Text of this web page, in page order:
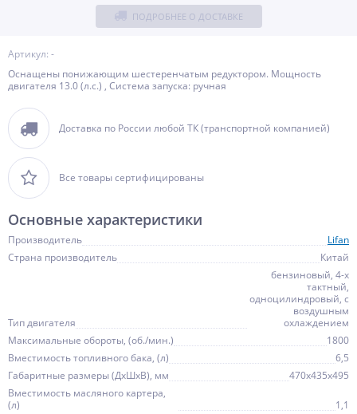
Артикул: -
Оснащены понижающим шестеренчатым редуктором. Мощность
двигателя 13.0 (л.с.) , Система запуска: ручная
Доставка по России любой ТК (транспортной компанией)
Все товары сертифицированы
ПОДРОБНЕЕ О ДОСТАВКЕ
Основные характеристики
Производитель
Lifan
Страна производитель
Китай
Тип двигателя
бензиновый, 4-х
тактный,
одноцилиндровый, с
воздушным
охлаждением
Максимальные обороты, (об./мин.)
1800
Вместимость топливного бака, (л)
6,5
Габаритные размеры (ДхШхВ), мм
470х435х495
Вместимость масляного картера,
(л)
1,1